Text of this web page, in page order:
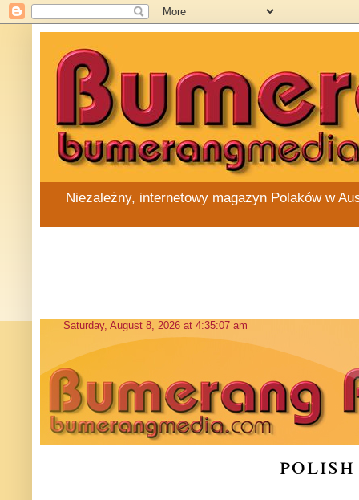
Niezależny, internetowy magazyn Polaków w